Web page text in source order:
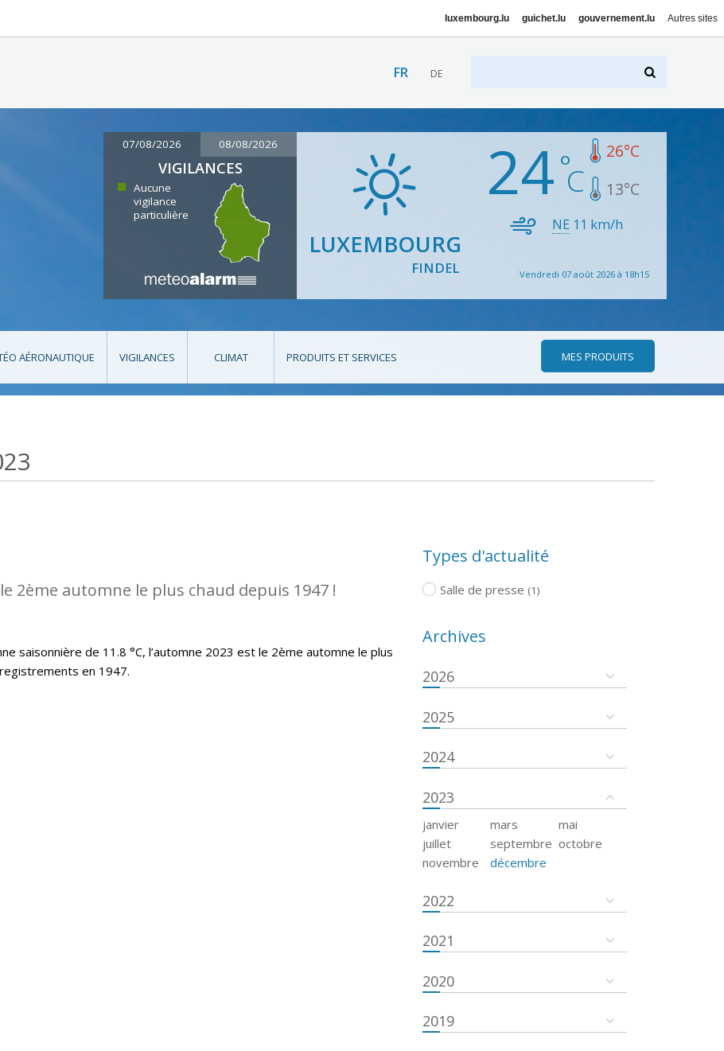
luxembourg.lu guichet.lu gouvernement.lu Autres sites
FR DE
07/08/2026 08/08/2026
VIGILANCES
Aucune
vigilance
particulière
LUXEMBOURG
FINDEL
24 26°C
13°C
NE 11 km/h
Vendredi 07 août 2026 à 18h15
AÉRONAUTIQUE VIGILANCES CLIMAT PRODUITS ET SERVICES MES PRODUITS
2ème automne le plus chaud depuis 1947 !
saisonnière de 11.8 °C, l’automne 2023 est le 2ème automne le plus
en 1947.
Types d'actualité
Salle de presse (1)
Archives
2026
2025
2024
2023
janvier mars
mai
juillet
septembre octobre
novembre
décembre
2022
2021
2020
2019